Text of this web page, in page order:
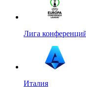
Лига
Италия